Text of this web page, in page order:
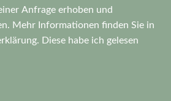
Anfrage erhoben und
Mehr Informationen finden Sie in
Diese habe ich gelesen